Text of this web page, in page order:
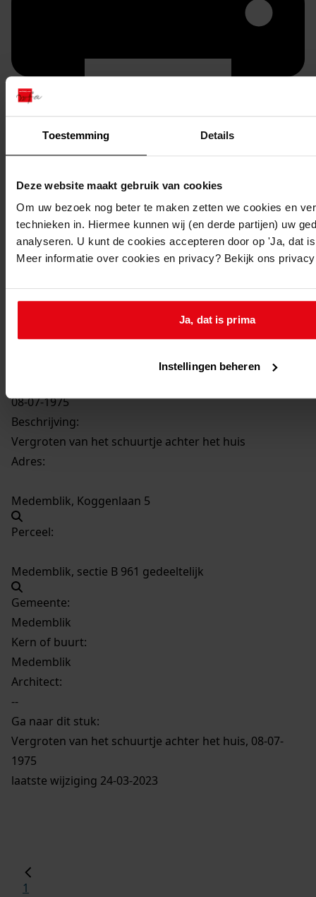
Toestemming Details
Deze website maakt gebruik van cookies
Om uw bezoek nog beter te maken zetten we cookies en
technieken in. Hiermee kunnen wij (en derde partijen) uw
analyseren. U kunt de cookies accepteren door op 'Ja, dat
Meer informatie over cookies en privacy? Bekijk ons
Ja, dat is prima
Instellingen beheren
Printen
duurzaam webadres
Inventaris
1.31. Nummers 1501 t/m 1550
1532Vergroten van het schuurtje achter het huis, 08-
08-07-1975
Beschrijving:
Vergroten van het schuurtje achter het huis
Adres:
Medemblik, Koggenlaan 5
Perceel:
Medemblik, sectie B 961 gedeeltelijk
Gemeente:
Medemblik
Kern of buurt:
Medemblik
Architect:
--
Ga naar dit stuk:
Vergroten van het schuurtje achter het huis, 08-07-
1975
laatste wijziging 24-03-2023
1